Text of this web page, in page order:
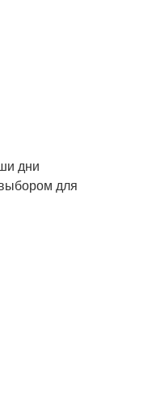
дни
для